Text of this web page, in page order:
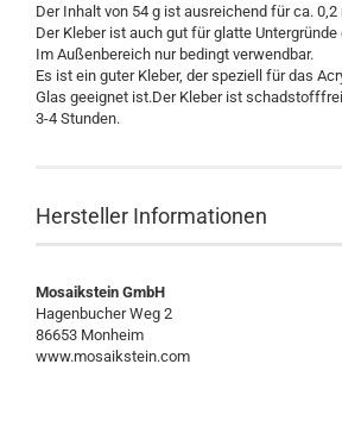
Der Inhalt von 54 g ist ausreichend für ca. 0,2
Der Kleber ist auch gut für glatte Untergründe
Im Außenbereich nur bedingt verwendbar.
Es ist ein guter Kleber, der speziell für das
Glas geeignet ist.Der Kleber ist
3-4 Stunden.
Hersteller Informationen
Mosaikstein GmbH
Hagenbucher Weg 2
86653 Monheim
www.mosaikstein.com